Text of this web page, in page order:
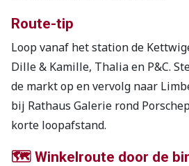
Route-tip
Loop vanaf het station de
Dille & Kamille, Thalia en P&C.
de markt op en vervolg naar
bij Rathaus Galerie rond
korte loopafstand.
🗺️ Winkelroute door de